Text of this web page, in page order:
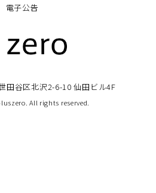
電子公告
田谷区北沢2-6-10 仙田ビル4F
All rights reserved.